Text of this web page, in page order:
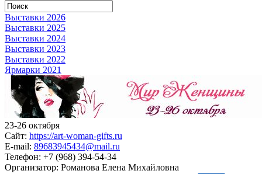
Выставки 2026
Выставки 2025
Выставки 2024
Выставки 2023
Выставки 2022
Ярмарки 2021
23-26 октября
Сайт: https://art-woman-gifts.ru
E-mail: 89683945434@mail.ru
Телефон: +7 (968) 394-54-34
Организатор: Романова Елена Михайловна